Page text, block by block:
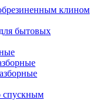
клином
бытовых
спускным